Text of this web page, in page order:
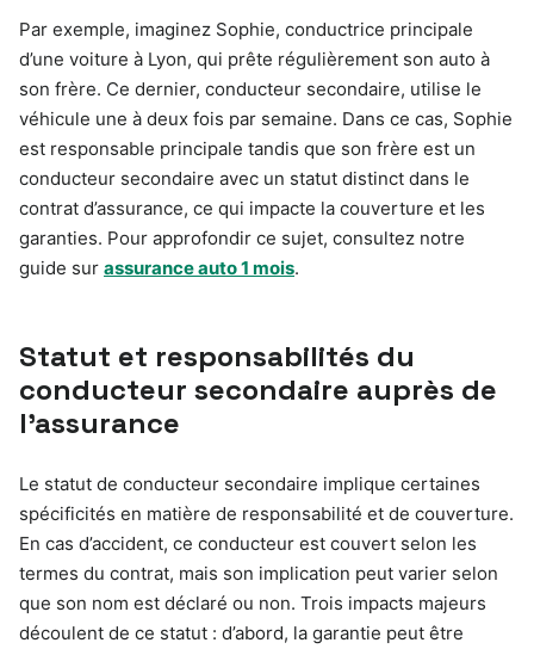
Par exemple, imaginez Sophie, conductrice principale
d’une voiture à Lyon, qui prête régulièrement son auto à
son frère. Ce dernier, conducteur secondaire, utilise le
véhicule une à deux fois par semaine. Dans ce cas, Sophie
est responsable principale tandis que son frère est un
conducteur secondaire avec un statut distinct dans le
contrat d’assurance, ce qui impacte la couverture et les
garanties. Pour approfondir ce sujet, consultez notre
guide sur assurance auto 1 mois.
Statut et responsabilités du
conducteur secondaire auprès de
l’assurance
Le statut de conducteur secondaire implique certaines
spécificités en matière de responsabilité et de couverture.
En cas d’accident, ce conducteur est couvert selon les
termes du contrat, mais son implication peut varier selon
que son nom est déclaré ou non. Trois impacts majeurs
découlent de ce statut : d’abord, la garantie peut être